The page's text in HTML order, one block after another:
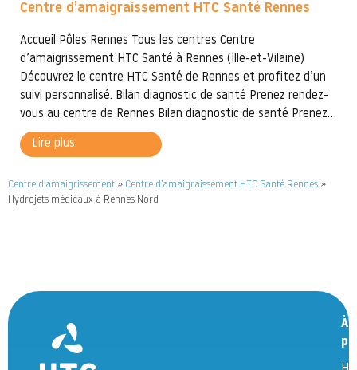
Centre d’amaigraissement HTC Santé Rennes
Accueil Pôles Rennes Tous les centres Centre
d’amaigrissement HTC Santé à Rennes (Ille-et-Vilaine)
Découvrez le centre HTC Santé de Rennes et profitez d’un
suivi personnalisé. Bilan diagnostic de santé Prenez rendez-
vous au centre de Rennes Bilan diagnostic de santé Prenez...
Lire plus
Centre d’amaigrissement » Centre d’amaigraissement HTC Santé Rennes »
Hydrojets médicaux à Rennes Nord
À